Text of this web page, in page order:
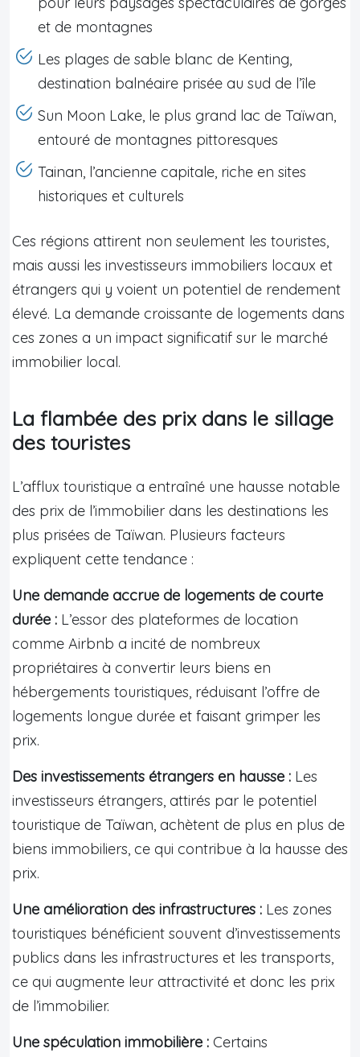
et de montagnes
Les plages de sable blanc de Kenting,
destination balnéaire prisée au sud de l’île
Sun Moon Lake, le plus grand lac de Taïwan,
entouré de montagnes pittoresques
Tainan, l’ancienne capitale, riche en sites
historiques et culturels
Ces régions attirent non seulement les touristes,
mais aussi les investisseurs immobiliers locaux et
étrangers qui y voient un potentiel de rendement
élevé. La demande croissante de logements dans
ces zones a un impact significatif sur le marché
immobilier local.
La flambée des prix dans le sillage
des touristes
L’afflux touristique a entraîné une hausse notable
des prix de l’immobilier dans les destinations les
plus prisées de Taïwan. Plusieurs facteurs
expliquent cette tendance :
Une demande accrue de logements de courte
durée : L’essor des plateformes de location
comme Airbnb a incité de nombreux
propriétaires à convertir leurs biens en
hébergements touristiques, réduisant l’offre de
logements longue durée et faisant grimper les
prix.
Des investissements étrangers en hausse : Les
investisseurs étrangers, attirés par le potentiel
touristique de Taïwan, achètent de plus en plus de
biens immobiliers, ce qui contribue à la hausse des
prix.
Une amélioration des infrastructures : Les zones
touristiques bénéficient souvent d’investissements
publics dans les infrastructures et les transports,
ce qui augmente leur attractivité et donc les prix
de l’immobilier.
Une spéculation immobilière : Certains